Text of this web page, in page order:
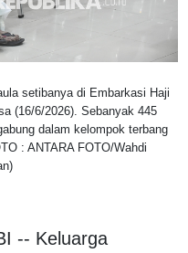
setibanya di Embarkasi Haji
(16/6/2026). Sebanyak 445
dalam kelompok terbang
: ANTARA FOTO/Wahdi
-- Keluarga